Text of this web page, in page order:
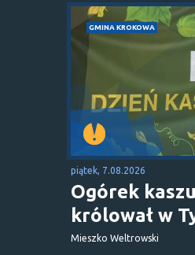
GMINA KROKOWA
piątek, 7.08.2026
Ogórek
królował w
Mieszko Weltrowski